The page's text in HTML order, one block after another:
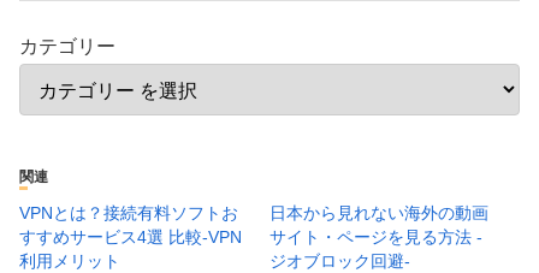
カテゴリー
関連
VPNとは？接続有料ソフトお
すすめサービス4選 比較-VPN
利用メリット
日本から見れない海外の動画
サイト・ページを見る方法 -
ジオブロック回避-